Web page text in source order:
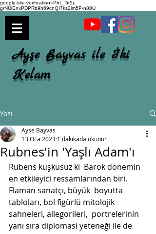
google-site-verification=PbL_5t5j-
grNUlEnxPDPRb9h69cnQI7ks2lm5P-n88U
Ayşe Bayvas ile İki
Kelam
Yazı
Rubnes'in 'Yaşlı Adam'ı
Ayse Bayvas
13 Oca 2023 1 dakikada okunur
Rubens kuşkusuz ki  Barok dönemin
en etkileyici ressamlarından biri.
Flaman sanatçı, büyük  boyutta
tabloları, bol figürlü mitolojik
sahneleri, allegorileri,  portrelerinin
yanı sıra diplomasi yeteneği ile de